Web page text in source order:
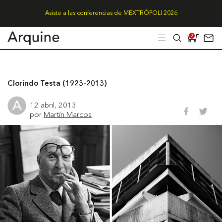
Asiste a las conferencias de MEXTRÓPOLI 2026
0
Clorindo Testa (1923-2013)
12 abril, 2013
por Martín Marcos